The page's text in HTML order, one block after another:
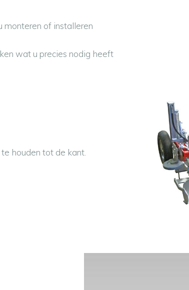
monteren of installeren
wat u precies nodig heeft
houden tot de kant.